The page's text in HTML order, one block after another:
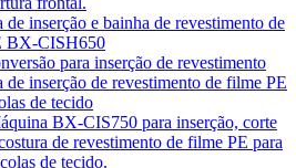
de inserção e bainha de revestimento de
BX-CISH650
para inserção de revestimento
de inserção de revestimento de filme PE
de tecido
BX-CIS750 para inserção, corte
de revestimento de filme PE para
de tecido.